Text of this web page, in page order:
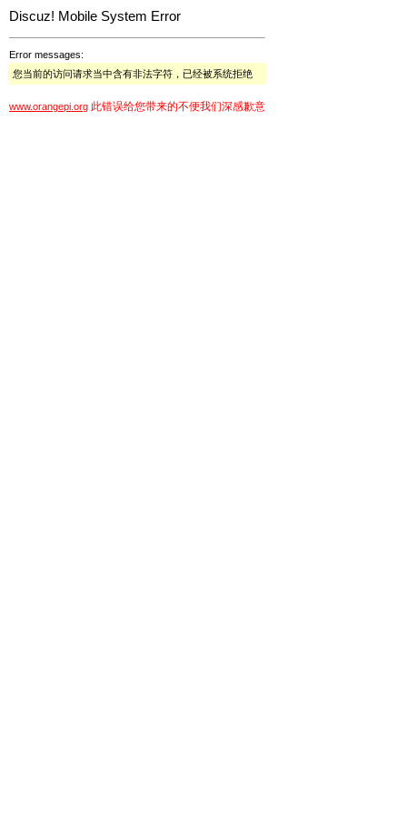
Discuz! Mobile System Error
Error messages:
您当前的访问请求当中含有非法字符，已经被系统拒绝
www.orangepi.org 此错误给您带来的不便我们深感歉意